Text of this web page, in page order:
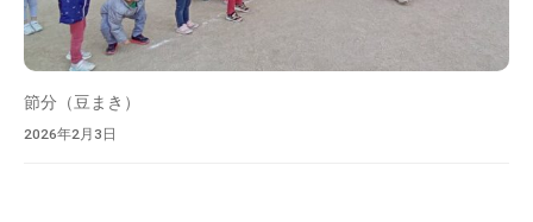
節分（豆まき）
2026年2月3日